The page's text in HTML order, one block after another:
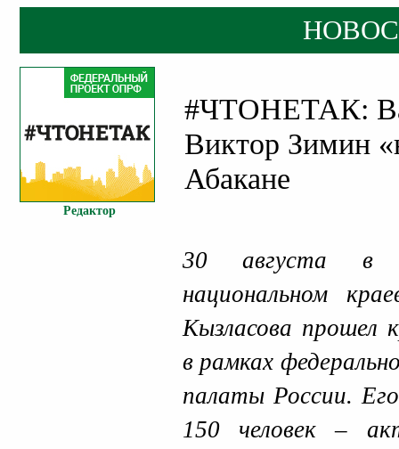
Редактор
#ЧТОНЕТАК:
Виктор Зимин
Абакане
30 августа в
национальном
Кызласова прошел
в рамках
палаты России.
150 человек –